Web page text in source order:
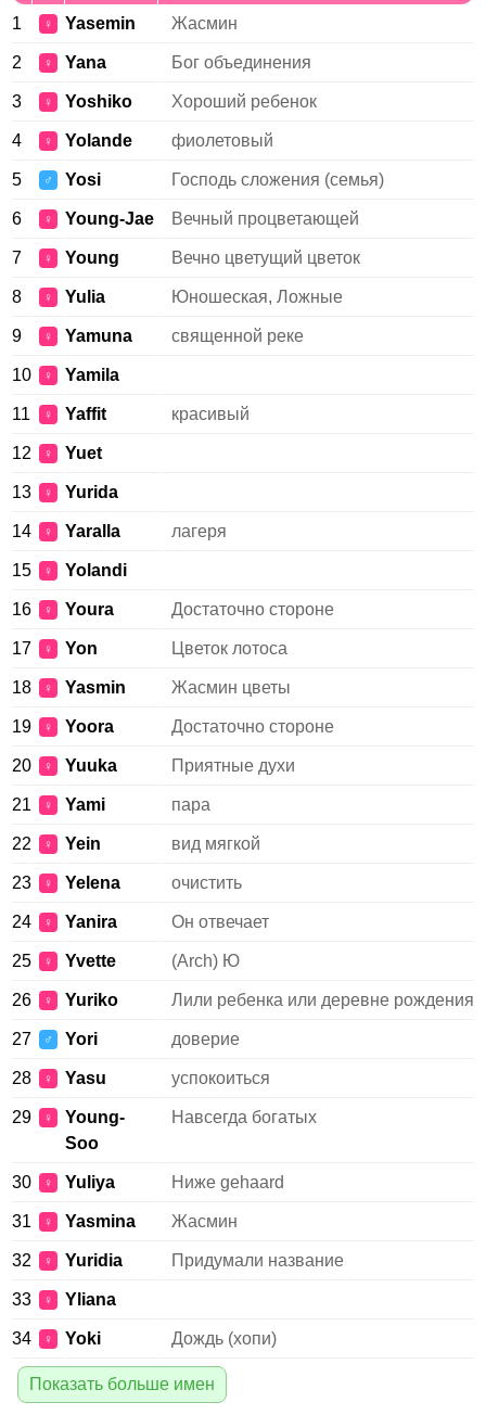
1 ♀ Yasemin Жасмин
2 ♀ Yana Бог объединения
3 ♀ Yoshiko Хороший ребенок
4 ♀ Yolande фиолетовый
5 ♂ Yosi Господь сложения (семья)
6 ♀ Young-Jae Вечный процветающей
7 ♀ Young Вечно цветущий цветок
8 ♀ Yulia Юношеская, Ложные
9 ♀ Yamuna священной реке
10 ♀ Yamila
11 ♀ Yaffit красивый
12 ♀ Yuet
13 ♀ Yurida
14 ♀ Yaralla лагеря
15 ♀ Yolandi
16 ♀ Youra Достаточно стороне
17 ♀ Yon Цветок лотоса
18 ♀ Yasmin Жасмин цветы
19 ♀ Yoora Достаточно стороне
20 ♀ Yuuka Приятные духи
21 ♀ Yami пара
22 ♀ Yein вид мягкой
23 ♀ Yelena очистить
24 ♀ Yanira Он отвечает
25 ♀ Yvette (Arch) Ю
26 ♀ Yuriko Лили ребенка или деревне рождения
27 ♂ Yori доверие
28 ♀ Yasu успокоиться
29 ♀
Young-
Soo
Навсегда богатых
30 ♀ Yuliya Ниже gehaard
31 ♀ Yasmina Жасмин
32 ♀ Yuridia Придумали название
33 ♀ Yliana
34 ♀ Yoki Дождь (хопи)
Показать больше имен